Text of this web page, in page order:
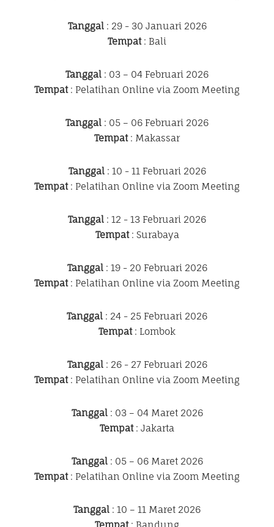
Tanggal: 29 - 30 Januari 2026
Tempat: Bali
Tanggal : 03 – 04 Februari 2026
Tempat: Pelatihan Online via Zoom Meeting
Tanggal : 05 – 06 Februari 2026
Tempat: Makassar
Tanggal: 10 - 11 Februari 2026
Tempat: Pelatihan Online via Zoom Meeting
Tanggal : 12 - 13 Februari 2026
Tempat: Surabaya
Tanggal: 19 - 20 Februari 2026
Tempat: Pelatihan Online via Zoom Meeting
Tanggal : 24 - 25 Februari 2026
Tempat: Lombok
Tanggal: 26 - 27 Februari 2026
Tempat: Pelatihan Online via Zoom Meeting
Tanggal: 03 – 04 Maret 2026
Tempat: Jakarta
Tanggal: 05 – 06 Maret 2026
Tempat: Pelatihan Online via Zoom Meeting
Tanggal : 10 – 11 Maret 2026